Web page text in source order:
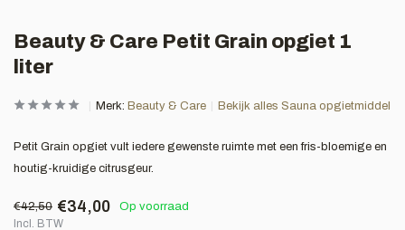
Beauty & Care Petit Grain opgiet 1
liter
Merk: Beauty & Care Bekijk alles Sauna opgietmiddel
Petit Grain opgiet vult iedere gewenste ruimte met een fris-bloemige en
houtig-kruidige citrusgeur.
€42,50 €34,00
Op voorraad
Incl. BTW